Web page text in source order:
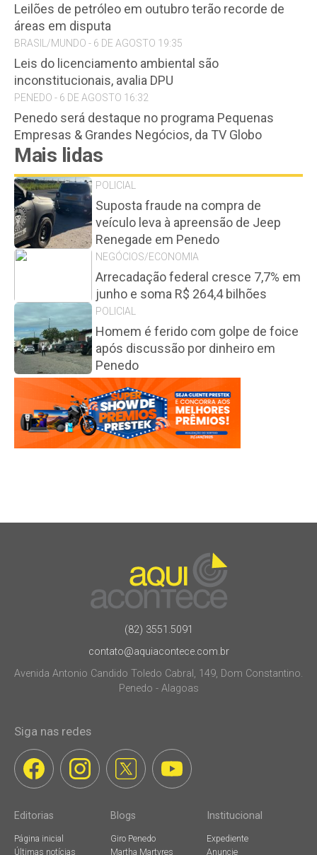
Leilões de petróleo em outubro terão recorde de
áreas em disputa
BRASIL/MUNDO - 6 DE AGOSTO 19:35
Leis do licenciamento ambiental são
inconstitucionais, avalia DPU
PENEDO - 6 DE AGOSTO 16:32
Penedo será destaque no programa Pequenas
Empresas & Grandes Negócios, da TV Globo
Mais lidas
POLICIAL
Suposta fraude na compra de
veículo leva à apreensão de Jeep
Renegade em Penedo
NEGÓCIOS/ECONOMIA
Arrecadação federal cresce 7,7% em
junho e soma R$ 264,4 bilhões
POLICIAL
Homem é ferido com golpe de foice
após discussão por dinheiro em
Penedo
(82) 3551.5091
contato@aquiacontece.com.br
Avenida Antonio Candido Toledo Cabral, 149, Dom Constantino.
Penedo - Alagoas
Siga nas redes
Editorias
Página inicial
Últimas notícias
Blogs
Giro Penedo
Martha Martyres
Institucional
Expediente
Anuncie